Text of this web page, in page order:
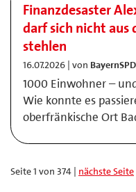
Finanzdesaster
darf sich nicht
stehlen
16.07.2026 | von
1000 Einwohner –
Wie konnte es
oberfränkische Ort
Seite 1 von 374 | nächste Seite